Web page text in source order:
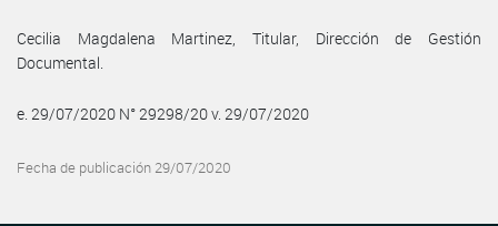
Cecilia Magdalena Martinez, Titular, Dirección de Gestión
Documental.
e. 29/07/2020 N° 29298/20 v. 29/07/2020
Fecha de publicación 29/07/2020